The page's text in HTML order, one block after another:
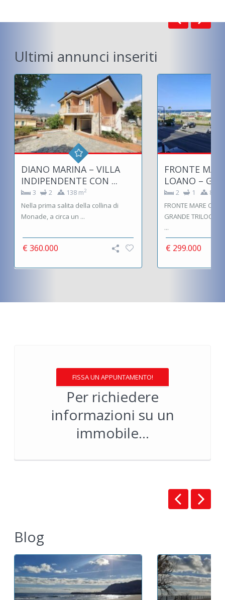
Ultimi annunci inseriti
DIANO MARINA – VILLA
INDIPENDENTE CON ...
3 2 138 m2
Nella prima salita della collina di
Monade, a circa un ...
€ 360.000
FRONTE
LOANO –
2 1 88 m
FRONTE MARE
GRANDE
...
€ 299.000
FISSA UN APPUNTAMENTO!
Per richiedere
informazioni su un
immobile...
Blog